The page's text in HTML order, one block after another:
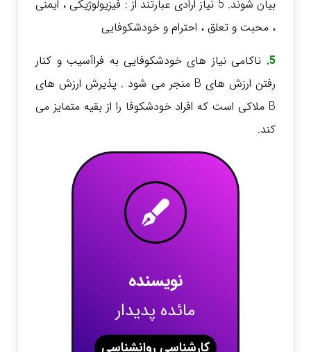
بیان شوند. 5 نیاز ارادی عبارتند از : فیزیولوژیکی ، ایمنی
، محبت و تعلق ، احترام و خودشکوفایی
5. ناکامی نیاز های خودشکوفایی به فراآسیب و کنار
رفتن ارزش های B منجر می شود . پذیرش ارزش های
B ملاکی است که افراد خودشکوفا را از بقیه متمایز می
کند.
نویسنده
مائده پدیدار
کارشناسی روانشناسی